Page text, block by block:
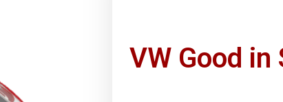
VW Good in